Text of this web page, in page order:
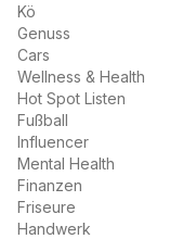
Kö
Genuss
Cars
Wellness & Health
Hot Spot Listen
Fußball
Influencer
Mental Health
Finanzen
Friseure
Handwerk